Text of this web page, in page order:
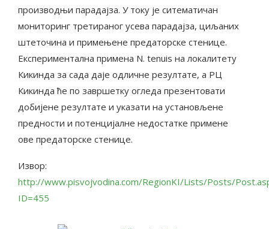
производњи парадајза. У току је ситематичан
мониторинг третираног усева парадајза, циљаних
штеточина и примењене предаторске стенице.
Експериментална примена N. tenuis на локалитету
Кикинда за сада даје одличне резултате, а РЦ
Кикинда ће по завршетку огледа презентовати
добијене резултате и указати на установљене
предности и потенцијалне недостатке примене
ове предаторске стенице.
Извор:
http://www.pisvojvodina.com/RegionKI/Lists/Posts/
ID=455